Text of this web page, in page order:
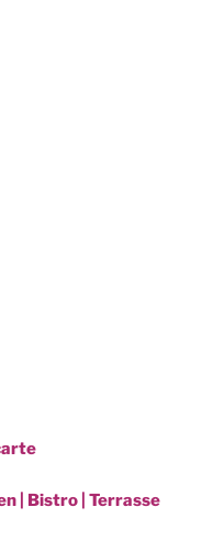
| Bistro | Terrasse